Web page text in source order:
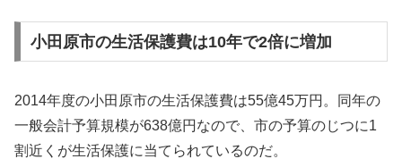
小田原市の生活保護費は10年で2倍に増加
2014年度の小田原市の生活保護費は55億45万円。同年の
一般会計予算規模が638億円なので、市の予算のじつに1
割近くが生活保護に当てられているのだ。